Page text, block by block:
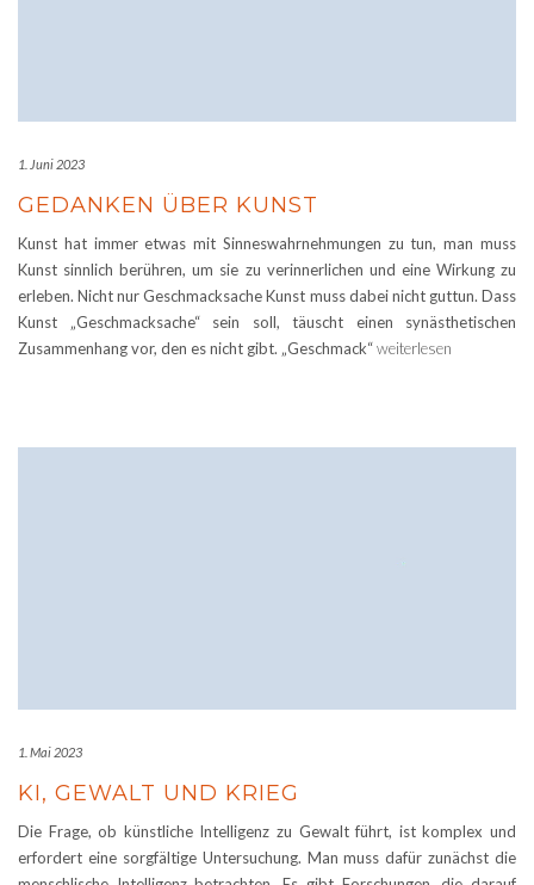
1. Juni 2023
GEDANKEN ÜBER KUNST
Kunst hat immer etwas mit Sinneswahrnehmungen zu tun, man muss
Kunst sinnlich berühren, um sie zu verinnerlichen und eine Wirkung zu
erleben. Nicht nur Geschmacksache Kunst muss dabei nicht guttun. Dass
Kunst „Geschmacksache“ sein soll, täuscht einen synästhetischen
Zusammenhang vor, den es nicht gibt. „Geschmack“weiterlesen
1. Mai 2023
KI, GEWALT UND KRIEG
Die Frage, ob künstliche Intelligenz zu Gewalt führt, ist komplex und
erfordert eine sorgfältige Untersuchung. Man muss dafür zunächst die